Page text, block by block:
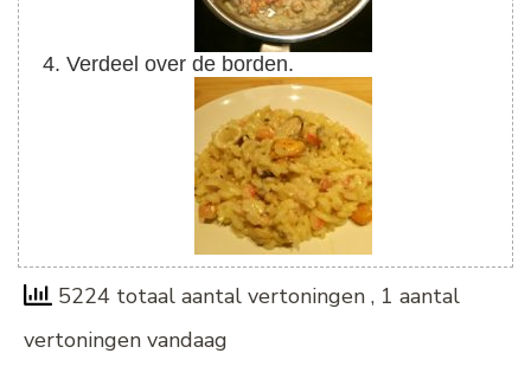
Verdeel over de borden.
5224 totaal aantal vertoningen , 1 aantal
vertoningen vandaag